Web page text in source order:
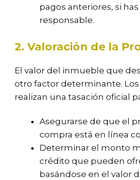
pagos anteriores, si
responsable.
2. Valoración de la
El valor del inmueble que
otro factor determinante.
realizan una tasación oficial
Asegurarse de que el
compra está en línea
Determinar el monto
crédito que pueden
basándose en el valor